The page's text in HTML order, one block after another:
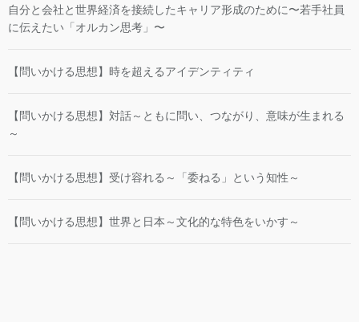
自分と会社と世界経済を接続したキャリア形成のために〜若手社員
に伝えたい「オルカン思考」〜
【問いかける思想】時を超えるアイデンティティ
【問いかける思想】対話～ともに問い、つながり、意味が生まれる
～
【問いかける思想】受け容れる～「委ねる」という知性～
【問いかける思想】世界と日本～文化的な特色をいかす～